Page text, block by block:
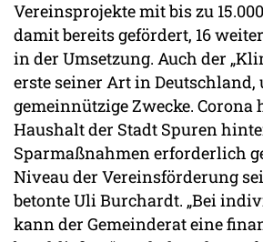
Vereinsprojekte mit bis zu
damit bereits gefördert, 16
in der Umsetzung. Auch der
erste seiner Art in
gemeinnützige Zwecke. Corona
Haushalt der Stadt Spuren
Sparmaßnahmen erforderlich
Niveau der Vereinsförderung
betonte Uli Burchardt. „Bei
kann der Gemeinderat eine